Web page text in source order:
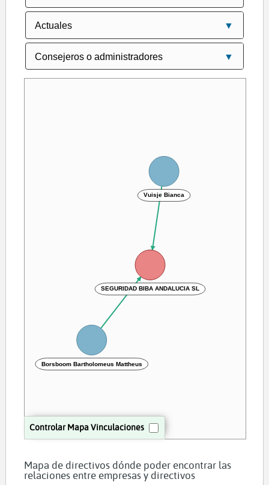
Controlar Mapa Vinculaciones
SEGURIDAD BIBA ANDALUCIA SL
Borsboom Bartholomeus Mattheus
Vuisje Bianca
Mapa de directivos dónde poder encontrar las
relaciones entre empresas y directivos